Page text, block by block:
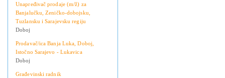
Unapređivač prodaje (m/ž) za
Banjalučku, Zeničko-dobojsku,
Tuzlansku i Sarajevsku regiju
Doboj
Prodavač/ica Banja Luka, Doboj,
Istočno Sarajevo - Lukavica
Doboj
Građevinski radnik